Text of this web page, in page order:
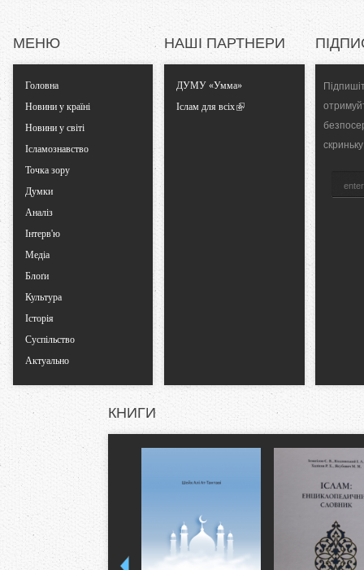
T
a
b
МЕНЮ
Головна
Новини у країні
Новини у світі
Ісламознавство
Точка зору
Думки
Аналіз
Інтерв'ю
Медіа
Блоґи
Культура
Історія
Суспільство
Актуально
НАШІ ПАРТНЕРИ
ДУМУ «Умма»
Іслам для всіх
КНИГИ